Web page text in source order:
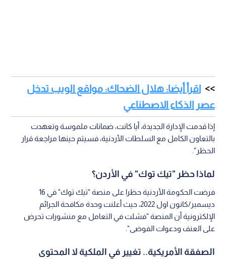
اقرأ أيضا: هلال الضحاك: مواقع الويب تدخل
عصر الذكاء الاصطناعي
إذا قدمت الإدارة الجديدة، أيا كانت، ضمانات ملموسة وتعهدت
بالتعاون الكامل مع السلطات الأردنية، فسيتم حينها مراجعة قرار
الحظر".
لماذا حظر "تيك توك" في الأردن؟
فرضت الحكومة الأردنية حظرا على منصة "تيك توك" في 16
ديسمبر/كانون اول 2022، حيث أعلنت وحدة مكافحة الجرائم
الإلكترونية أن المنصة "فشلت في التعامل مع منشورات تحرض
على العنف ودعوات الفوضى".
الصفقة الأمريكية.. تغيير في الملكية لا المحتوى